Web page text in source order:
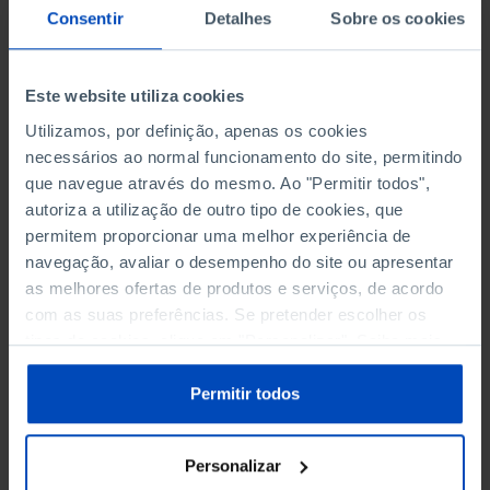
Consentir Detalhes Sobre os cookies
Este website utiliza cookies
Utilizamos, por definição, apenas os cookies
necessários ao normal funcionamento do site, permitindo
que navegue através do mesmo. Ao "Permitir todos",
autoriza a utilização de outro tipo de cookies, que
permitem proporcionar uma melhor experiência de
navegação, avaliar o desempenho do site ou apresentar
as melhores ofertas de produtos e serviços, de acordo
com as suas preferências. Se pretender escolher os
tipos de cookies, clique em "Personalizar". Saiba mais
sobre cookies através da gestão de preferências ou da
Política de Cookies.
Permitir todos
Personalizar
eBook
Audiolivro